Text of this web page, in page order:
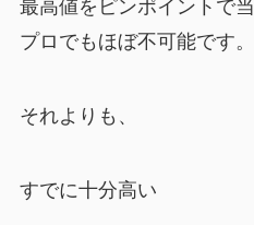
最高値をピンポイントで当
プロでもほぼ不可能です。
それよりも、
すでに十分高い